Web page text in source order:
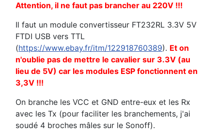
Attention, il ne faut pas brancher au 220V !!!
Il faut un module convertisseur FT232RL 3.3V 5V
FTDI USB vers TTL
(https://www.ebay.fr/itm/122918760389). Et on
n'oublie pas de mettre le cavalier sur 3.3V (au
lieu de 5V) car les modules ESP fonctionnent en
3,3V !!!
On branche les VCC et GND entre-eux et les Rx
avec les Tx (pour faciliter les branchements, j'ai
soudé 4 broches mâles sur le Sonoff).